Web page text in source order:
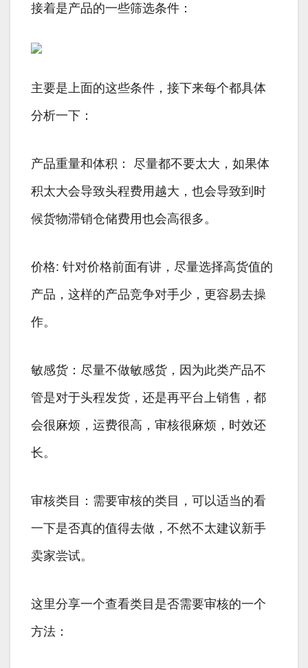
接着是产品的一些筛选条件：
主要是上面的这些条件，接下来每个都具体
分析一下：
产品重量和体积： 尽量都不要太大，如果体
积太大会导致头程费用越大，也会导致到时
候货物滞销仓储费用也会高很多。
价格: 针对价格前面有讲，尽量选择高货值的
产品，这样的产品竞争对手少，更容易去操
作。
敏感货：尽量不做敏感货，因为此类产品不
管是对于头程发货，还是再平台上销售，都
会很麻烦，运费很高，审核很麻烦，时效还
长。
审核类目：需要审核的类目，可以适当的看
一下是否真的值得去做，不然不太建议新手
卖家尝试。
这里分享一个查看类目是否需要审核的一个
方法：